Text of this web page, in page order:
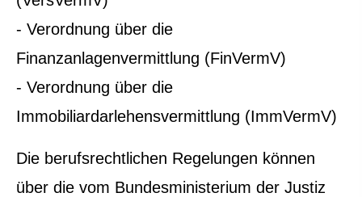
- Verordnung über die
Finanzanlagenvermittlung (FinVermV)
- Verordnung über die
Immobiliardarlehensvermittlung (ImmVermV)
Die berufsrechtlichen Regelungen können
über die vom Bundesministerium der Justiz